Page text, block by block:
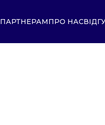
ПАРТНЕРАМПРО НАС